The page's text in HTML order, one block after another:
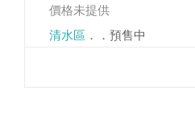
價格未提供
清水區 ．．預售中